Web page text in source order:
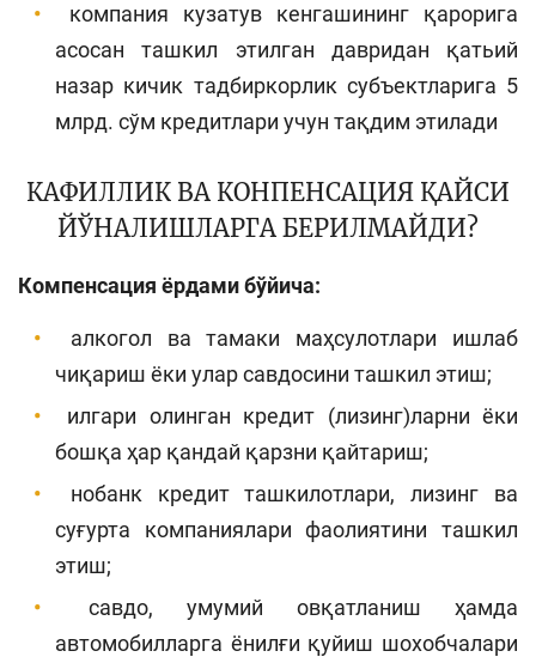
компания кузатув кенгашининг қарорига
асосан ташкил этилган давридан қатьий
назар кичик тадбиркорлик субъектларига 5
млрд. сўм кредитлари учун тақдим этилади
КАФИЛЛИК ВА КОНПЕНСАЦИЯ ҚАЙСИ
ЙЎНАЛИШЛАРГА БЕРИЛМАЙДИ?
Компенсация ёрдами бўйича:
алкогол ва тамаки маҳсулотлари ишлаб
чиқариш ёки улар савдосини ташкил этиш;
илгари олинган кредит (лизинг)ларни ёки
бошқа ҳар қандай қарзни қайтариш;
нобанк кредит ташкилотлари, лизинг ва
суғурта компаниялари фаолиятини ташкил
этиш;
савдо, умумий овқатланиш ҳамда
автомобилларга ёнилғи қуйиш шохобчалари